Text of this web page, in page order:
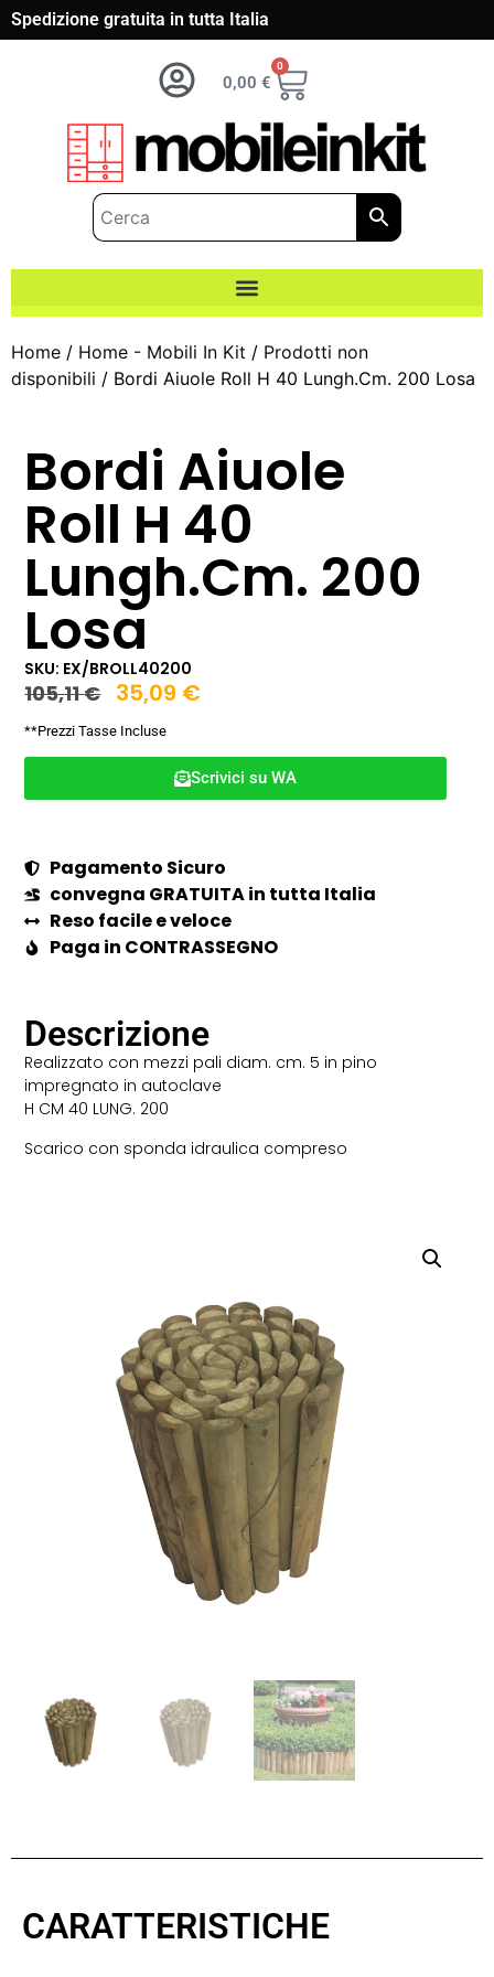
Spedizione gratuita in tutta Italia
0,00 €
0
Home / Home - Mobili In Kit / Prodotti non
disponibili / Bordi Aiuole Roll H 40 Lungh.Cm. 200 Losa
Bordi Aiuole
Roll H 40
Lungh.Cm. 200
Losa
SKU: EX/BROLL40200
105,11€ 35,09 €
**Prezzi Tasse Incluse
Scrivici su WA
Pagamento Sicuro
convegna GRATUITA in tutta Italia
Reso facile e veloce
Paga in CONTRASSEGNO
Descrizione
Realizzato con mezzi pali diam. cm. 5 in pino
impregnato in autoclave
H CM 40 LUNG. 200
Scarico con sponda idraulica compreso
CARATTERISTICHE